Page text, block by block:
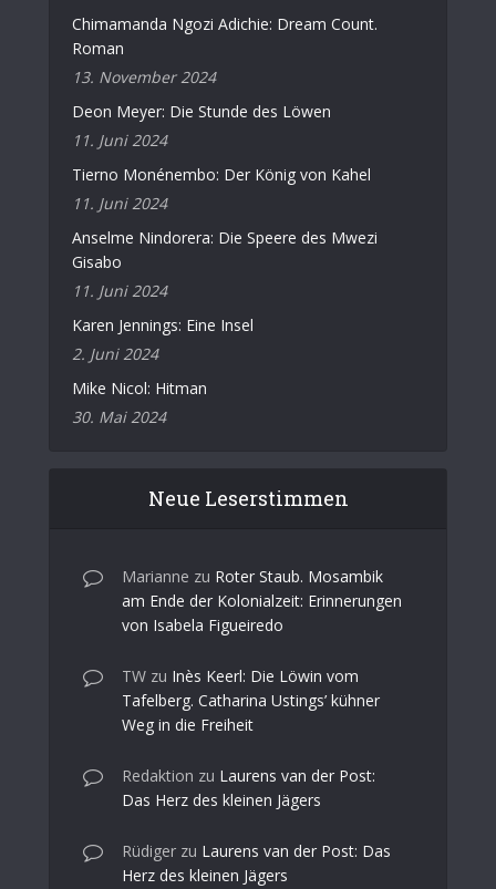
Chimamanda Ngozi Adichie: Dream Count.
Roman
13. November 2024
Deon Meyer: Die Stunde des Löwen
11. Juni 2024
Tierno Monénembo: Der König von Kahel
11. Juni 2024
Anselme Nindorera: Die Speere des Mwezi
Gisabo
11. Juni 2024
Karen Jennings: Eine Insel
2. Juni 2024
Mike Nicol: Hitman
30. Mai 2024
Neue Leserstimmen
Marianne zu Roter Staub. Mosambik
am Ende der Kolonialzeit: Erinnerungen
von Isabela Figueiredo
TW zu Inès Keerl: Die Löwin vom
Tafelberg. Catharina Ustings’ kühner
Weg in die Freiheit
Redaktion zu Laurens van der Post:
Das Herz des kleinen Jägers
Rüdiger zu Laurens van der Post: Das
Herz des kleinen Jägers